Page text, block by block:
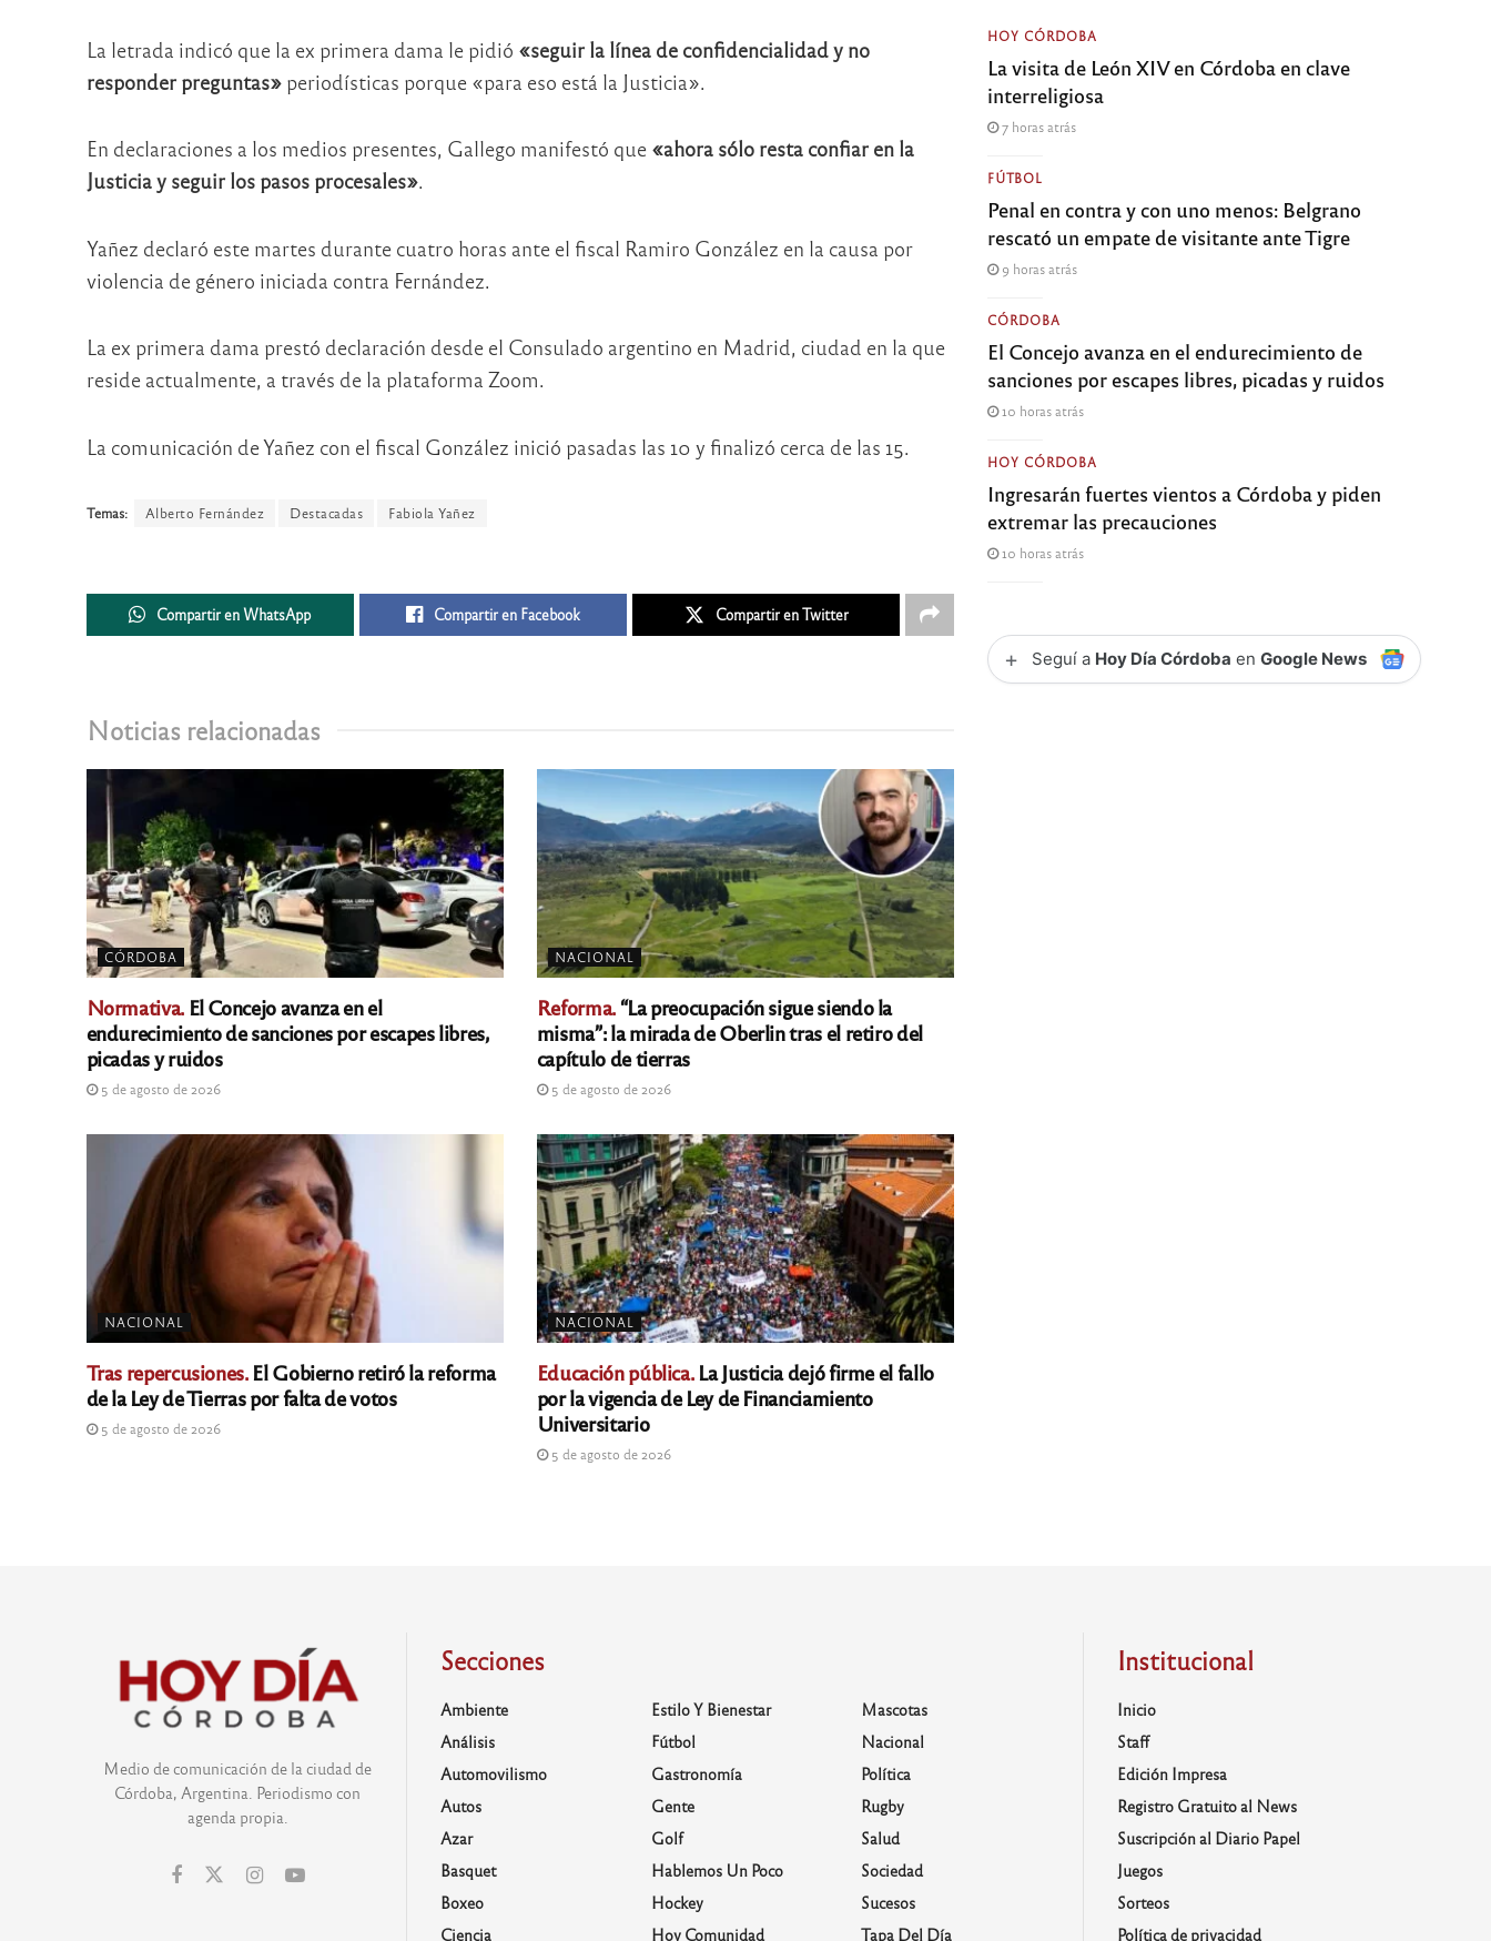
La letrada indicó que la ex primera dama le pidió «seguir la línea de confidencialidad y no
responder preguntas»periodísticas porque «para eso está la Justicia».
En declaraciones a los medios presentes, Gallego manifestó que «ahora sólo resta confiar en la
Justicia y seguir los pasos procesales».
Yañez declaró este martes durante cuatro horas ante el fiscal Ramiro González en la causa por
violencia de género iniciada contra Fernández.
La ex primera dama prestó declaración desde el Consulado argentino en Madrid, ciudad en la que
reside actualmente, a través de la plataforma Zoom.
La comunicación de Yañez con el fiscal González inició pasadas las 10 y finalizó cerca de las 15.
Temas: Alberto Fernández Destacadas Fabiola Yañez
Compartir en WhatsApp Compartir en Facebook Compartir en Twitter
Noticias relacionadas
CÓRDOBA
Normativa.El Concejo avanza en el
endurecimiento de sanciones por escapes libres,
picadas y ruidos
5 de agosto de 2026
NACIONAL
Reforma.“La preocupación sigue siendo la
misma”: la mirada de Oberlin tras el retiro del
capítulo de tierras
5 de agosto de 2026
NACIONAL
Tras repercusiones.El Gobierno retiró la reforma
de la Ley de Tierras por falta de votos
5 de agosto de 2026
NACIONAL
Educación pública.La Justicia dejó firme el fallo
por la vigencia de Ley de Financiamiento
Universitario
5 de agosto de 2026
HOY CÓRDOBA
La visita de León XIV en Córdoba en clave
interreligiosa
7 horas atrás
FÚTBOL
Penal en contra y con uno menos: Belgrano
rescató un empate de visitante ante Tigre
9 horas atrás
CÓRDOBA
El Concejo avanza en el endurecimiento de
sanciones por escapes libres, picadas y ruidos
10 horas atrás
HOY CÓRDOBA
Ingresarán fuertes vientos a Córdoba y piden
extremar las precauciones
10 horas atrás
+ Seguí a Hoy Día Córdoba enGoogle News
Medio de comunicación de la ciudad de
Córdoba, Argentina. Periodismo con
agenda propia.
Secciones
Ambiente
Análisis
Automovilismo
Autos
Azar
Basquet
Boxeo
Ciencia
Estilo Y Bienestar
Fútbol
Gastronomía
Gente
Golf
Hablemos Un Poco
Hockey
Hoy Comunidad
Mascotas
Nacional
Política
Rugby
Salud
Sociedad
Sucesos
Tapa Del Día
Institucional
Inicio
Staff
Edición Impresa
Registro Gratuito al News
Suscripción al Diario Papel
Juegos
Sorteos
Política de privacidad